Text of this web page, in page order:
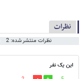
نظرات
نظرات منتشر شده: 2
این یک نفر